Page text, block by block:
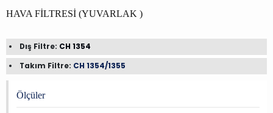
HAVA FİLTRESİ (YUVARLAK )
Dış Filtre: CH 1354
Takım Filtre: CH 1354/1355
Ölçüler